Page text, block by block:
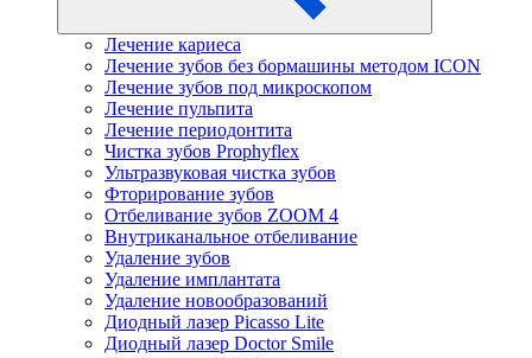
Лечение кариеса
Лечение зубов без бормашины методом ICON
Лечение зубов под микроскопом
Лечение пульпита
Лечение периодонтита
Чистка зубов Prophyflex
Ультразвуковая чистка зубов
Фторирование зубов
Отбеливание зубов ZOOM 4
Внутриканальное отбеливание
Удаление зубов
Удаление имплантата
Удаление новообразований
Диодный лазер Picasso Lite
Диодный лазер Doctor Smile